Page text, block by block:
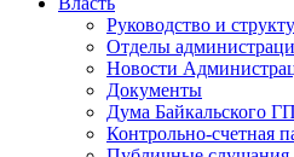
Руководство и
Отделы
Новости
Документы
Дума Байкальского ГП
Контрольно-счетная